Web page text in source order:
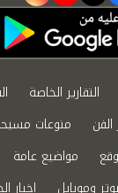
التقارير الخاصة
الفن
منوعات
مواضيع عامة
وموبايل اخبار